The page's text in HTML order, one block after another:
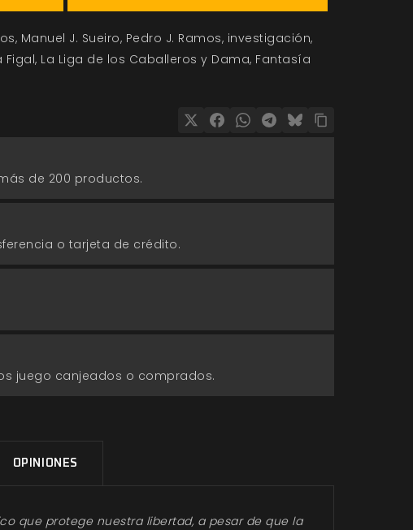
Manuel J. Sueiro Pedro J. Ramos investigación
Figal La Liga de los Caballeros y Dama Fantasía
de 200 productos.
o tarjeta de crédito.
juego canjeados o comprados.
OPINIONES
que protege nuestra libertad, a pesar de que la